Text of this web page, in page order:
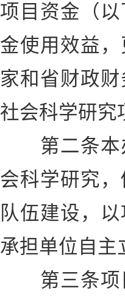
项目资金（
金使用效益
家和省财政
社会科学研究
第二条本办
会科学研究
队伍建设，
承担单位自主
第三条项目